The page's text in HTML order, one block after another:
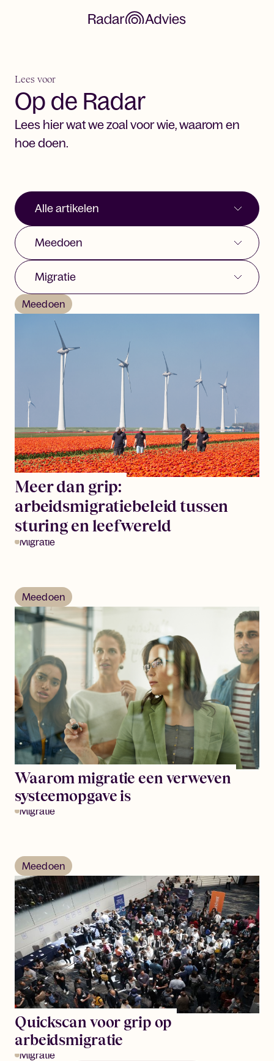
Lees voor
Op de Radar
Lees hier wat we zoal voor wie, waarom en
hoe doen.
Filter onderstaande artikelen op:
Type artikel. Nu gekozen: alle artikelen
Type vraagstuk. Nu gekozen: meedoen
Type onderwerp. Nu gekozen: migratie
Meedoen
Meer dan grip:
arbeidsmigratiebeleid tussen
sturing en leefwereld
Migratie
Meedoen
Waarom migratie een verweven
systeemopgave is
Migratie
Meedoen
Quickscan voor grip op
arbeidsmigratie
Migratie